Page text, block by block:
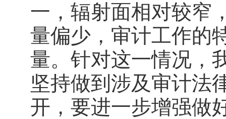
一，辐射面相对较窄
量偏少，审计工作的
量。针对这一情况，
坚持做到涉及审计法
开，要进一步增强做